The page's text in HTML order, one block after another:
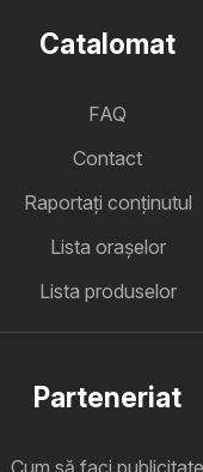
Catalomat
FAQ
Contact
Raportați conținutul
Lista oraşelor
Lista produselor
Parteneriat
Cum să faci publicitate